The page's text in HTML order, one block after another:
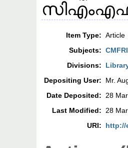
Item Type: Article
Subjects:
Divisions:
Depositing User:
Mr.
Date Deposited: 28
Last Modified: 28
URI:
http://